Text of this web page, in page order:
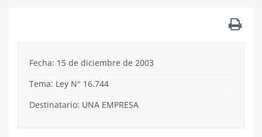
Fecha: 15 de diciembre de 2003
Tema: Ley N° 16.744
Destinatario: UNA EMPRESA